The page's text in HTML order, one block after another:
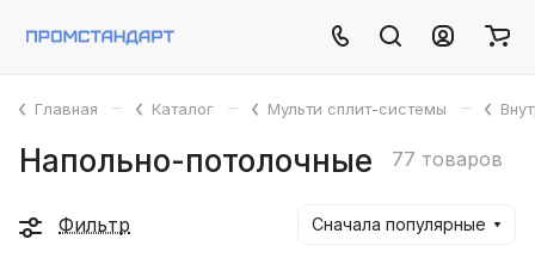
Главная – Каталог – Мульти сплит-системы –
Напольно-потолочные 77 товаров
Фильтр Сначала популярные